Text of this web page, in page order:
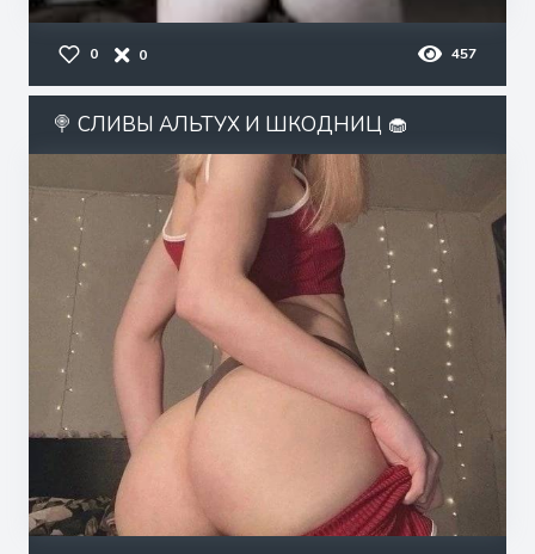
0 0 457
🍭 СЛИВЫ АЛЬТУХ И ШКОДНИЦ 🧁